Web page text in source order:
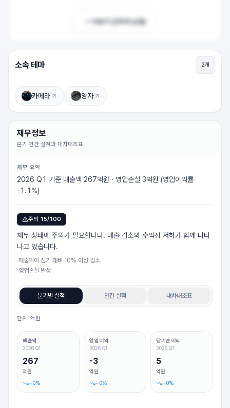
더보기 ( 개 남음)
상승 이유를 확인하려면 로그인하세요 (무료)
로그인하고 보기
소속 테마 2개
카메라 양자
재무정보
분기·연간 실적과 대차대조표
재무 요약
2026 Q1 기준 매출액 267억원 · 영업손실 3억원 (영업이익률
-1.1%)
주의 15/100
재무 상태에 주의가 필요합니다. 매출 감소와 수익성 저하가 함께 나타
나고 있습니다.
·매출액이 전기 대비 10% 이상 감소
·영업손실 발생
분기별 실적 연간 실적 대차대조표
단위: 억원
매출액
2026 Q1
267
억원
−0%
영업이익
2026 Q1
-3
억원
−0%
당기순이익
2026 Q1
5
억원
−0%